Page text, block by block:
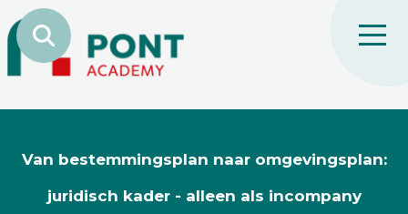
Van bestemmingsplan naar omgevingsplan:
juridisch kader - alleen als incompany